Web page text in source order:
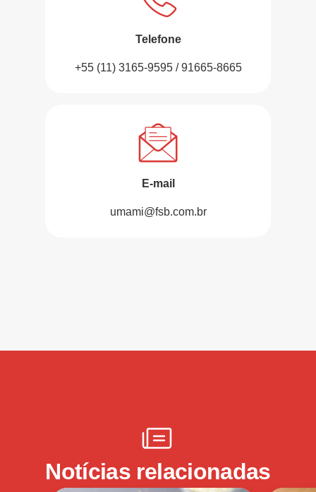
Telefone
+55 (11) 3165-9595 / 91665-8665
E-mail
umami@fsb.com.br
Notícias relacionadas